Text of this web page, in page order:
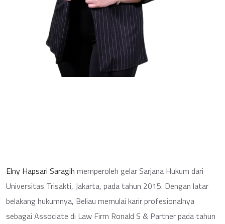
Elny Hapsari Saragih memperoleh gelar Sarjana Hukum dari
Universitas Trisakti, Jakarta, pada tahun 2015. Dengan latar
belakang hukumnya, Beliau memulai karir profesionalnya
sebagai Associate di Law Firm Ronald S & Partner pada tahun